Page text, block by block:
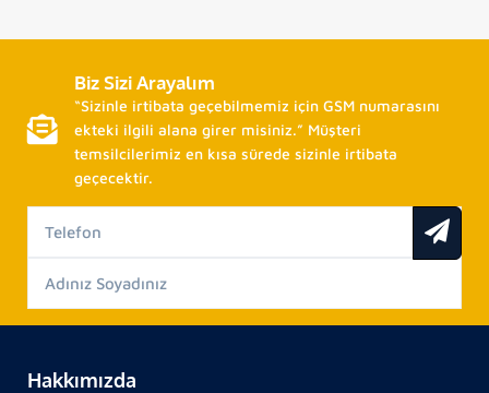
Biz Sizi Arayalım
“Sizinle irtibata geçebilmemiz için GSM numarasını
ekteki ilgili alana girer misiniz.” Müşteri
temsilcilerimiz en kısa sürede sizinle irtibata
geçecektir.
Hakkımızda